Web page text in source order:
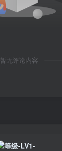
暂无评论内容